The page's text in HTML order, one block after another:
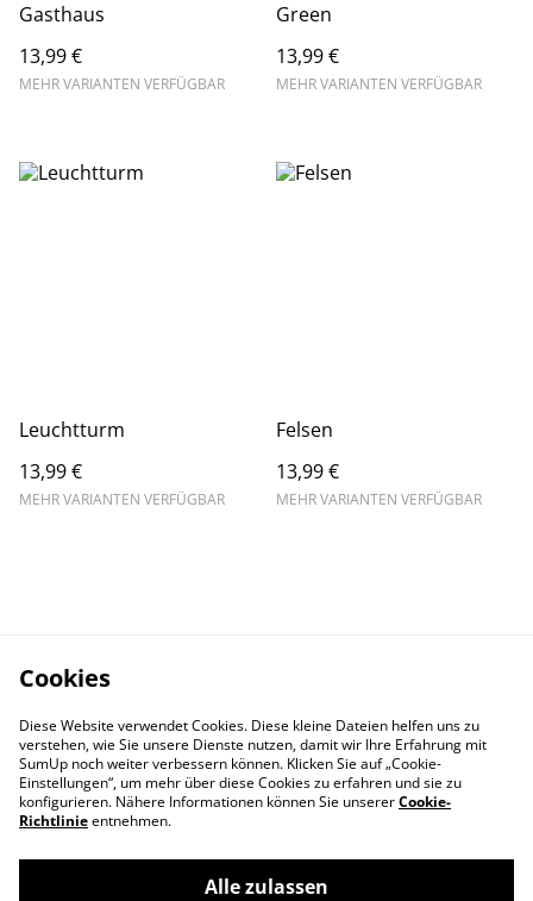
Gasthaus
13,99 €
MEHR VARIANTEN VERFÜGBAR
Green
13,99 €
MEHR VARIANTEN VERFÜGBAR
Leuchtturm
13,99 €
MEHR VARIANTEN VERFÜGBAR
Felsen
13,99 €
MEHR VARIANTEN VERFÜGBAR
Cookies
Diese Website verwendet Cookies. Diese kleine Dateien helfen uns zu
verstehen, wie Sie unsere Dienste nutzen, damit wir Ihre Erfahrung mit
SumUp noch weiter verbessern können. Klicken Sie auf „Cookie-
Einstellungen“, um mehr über diese Cookies zu erfahren und sie zu
konfigurieren. Nähere Informationen können Sie unsererCookie-
Richtlinieentnehmen.
Alle zulassen